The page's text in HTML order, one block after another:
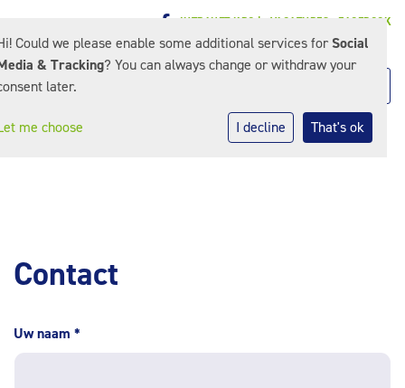
INTRANET KPO | VACATURES FACEBOOK
Contact
Uw naam *
Could we please enable some additional services forSocial
& Tracking? You can always change or withdraw your
later.
me choose I decline That's ok